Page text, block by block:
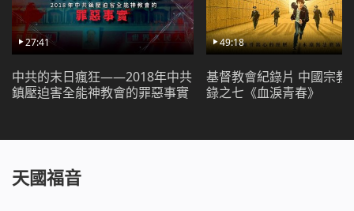
27:41
中共的末日瘋狂——2018年中共
鎮壓迫害全能神教會的罪惡事實
49:18
基督教會紀錄片 中國宗教
錄之七《血淚青春》
天國福音